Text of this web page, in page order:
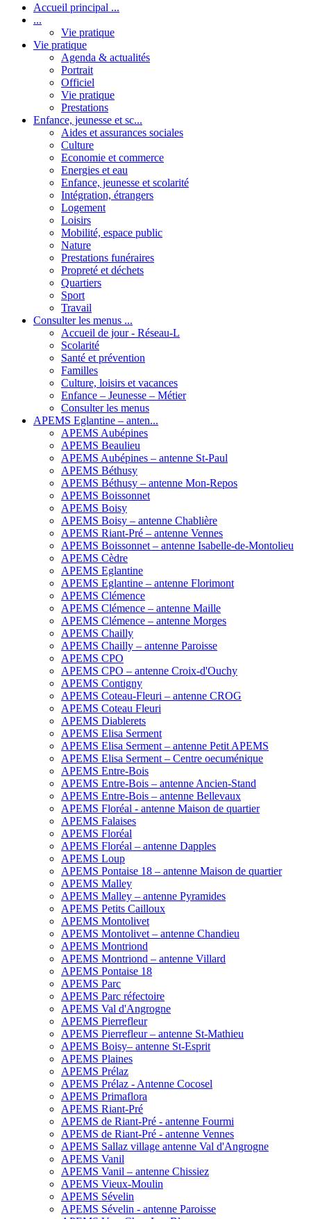
Accueil principal ...
...
Vie pratique
Vie pratique
Agenda & actualités
Portrait
Officiel
Vie pratique
Prestations
Enfance, jeunesse et sc...
Aides et assurances sociales
Culture
Economie et commerce
Energies et eau
Enfance, jeunesse et scolarité
Intégration, étrangers
Logement
Loisirs
Mobilité, espace public
Nature
Prestations funéraires
Propreté et déchets
Quartiers
Sport
Travail
Consulter les menus ...
Accueil de jour - Réseau-L
Scolarité
Santé et prévention
Familles
Culture, loisirs et vacances
Enfance – Jeunesse – Métier
Consulter les menus
APEMS Eglantine – anten...
APEMS Aubépines
APEMS Beaulieu
APEMS Aubépines – antenne St-Paul
APEMS Béthusy
APEMS Béthusy – antenne Mon-Repos
APEMS Boissonnet
APEMS Boisy
APEMS Boisy – antenne Chablière
APEMS Riant-Pré – antenne Vennes
APEMS Boissonnet – antenne Isabelle-de-Montolieu
APEMS Cèdre
APEMS Eglantine
APEMS Eglantine – antenne Florimont
APEMS Clémence
APEMS Clémence – antenne Maille
APEMS Clémence – antenne Morges
APEMS Chailly
APEMS Chailly – antenne Paroisse
APEMS CPO
APEMS CPO – antenne Croix-d'Ouchy
APEMS Contigny
APEMS Coteau-Fleuri – antenne CROG
APEMS Coteau Fleuri
APEMS Diablerets
APEMS Elisa Serment
APEMS Elisa Serment – antenne Petit APEMS
APEMS Elisa Serment – Centre oecuménique
APEMS Entre-Bois
APEMS Entre-Bois – antenne Ancien-Stand
APEMS Entre-Bois – antenne Bellevaux
APEMS Floréal - antenne Maison de quartier
APEMS Falaises
APEMS Floréal
APEMS Floréal – antenne Dapples
APEMS Loup
APEMS Pontaise 18 – antenne Maison de quartier
APEMS Malley
APEMS Malley – antenne Pyramides
APEMS Petits Cailloux
APEMS Montolivet
APEMS Montolivet – antenne Chandieu
APEMS Montriond
APEMS Montriond – antenne Villard
APEMS Pontaise 18
APEMS Parc
APEMS Parc réfectoire
APEMS Val d'Angrogne
APEMS Pierrefleur
APEMS Pierrefleur – antenne St-Mathieu
APEMS Boisy– antenne St-Esprit
APEMS Plaines
APEMS Prélaz
APEMS Prélaz - Antenne Cocosel
APEMS Primaflora
APEMS Riant-Pré
APEMS de Riant-Pré - antenne Fourmi
APEMS de Riant-Pré - antenne Vennes
APEMS Sallaz village antenne Val d'Angrogne
APEMS Vanil
APEMS Vanil – antenne Chissiez
APEMS Vieux-Moulin
APEMS Sévelin
APEMS Sévelin - antenne Paroisse